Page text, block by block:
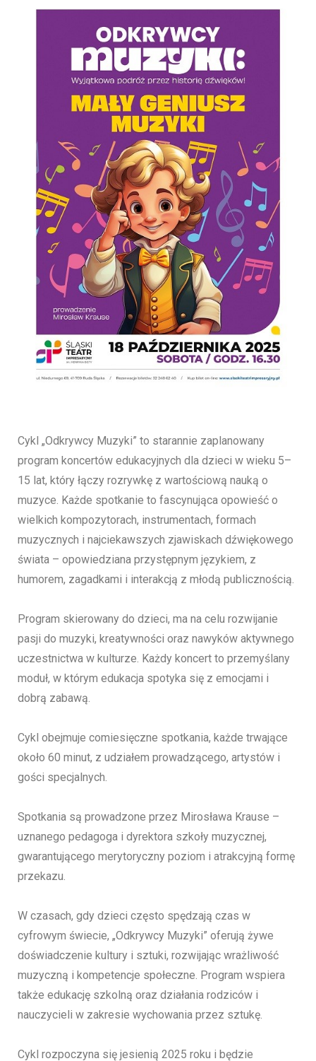
Cykl „Odkrywcy Muzyki” to starannie zaplanowany
program koncertów edukacyjnych dla dzieci w wieku 5–
15 lat, który łączy rozrywkę z wartościową nauką o
muzyce. Każde spotkanie to fascynująca opowieść o
wielkich kompozytorach, instrumentach, formach
muzycznych i najciekawszych zjawiskach dźwiękowego
świata – opowiedziana przystępnym językiem, z
humorem, zagadkami i interakcją z młodą publicznością.
Program skierowany do dzieci, ma na celu rozwijanie
pasji do muzyki, kreatywności oraz nawyków aktywnego
uczestnictwa w kulturze. Każdy koncert to przemyślany
moduł, w którym edukacja spotyka się z emocjami i
dobrą zabawą.
Cykl obejmuje comiesięczne spotkania, każde trwające
około 60 minut, z udziałem prowadzącego, artystów i
gości specjalnych.
Spotkania są prowadzone przez Mirosława Krause –
uznanego pedagoga i dyrektora szkoły muzycznej,
gwarantującego merytoryczny poziom i atrakcyjną formę
przekazu.
W czasach, gdy dzieci często spędzają czas w
cyfrowym świecie, „Odkrywcy Muzyki” oferują żywe
doświadczenie kultury i sztuki, rozwijając wrażliwość
muzyczną i kompetencje społeczne. Program wspiera
także edukację szkolną oraz działania rodziców i
nauczycieli w zakresie wychowania przez sztukę.
Cykl rozpoczyna się jesienią 2025 roku i będzie